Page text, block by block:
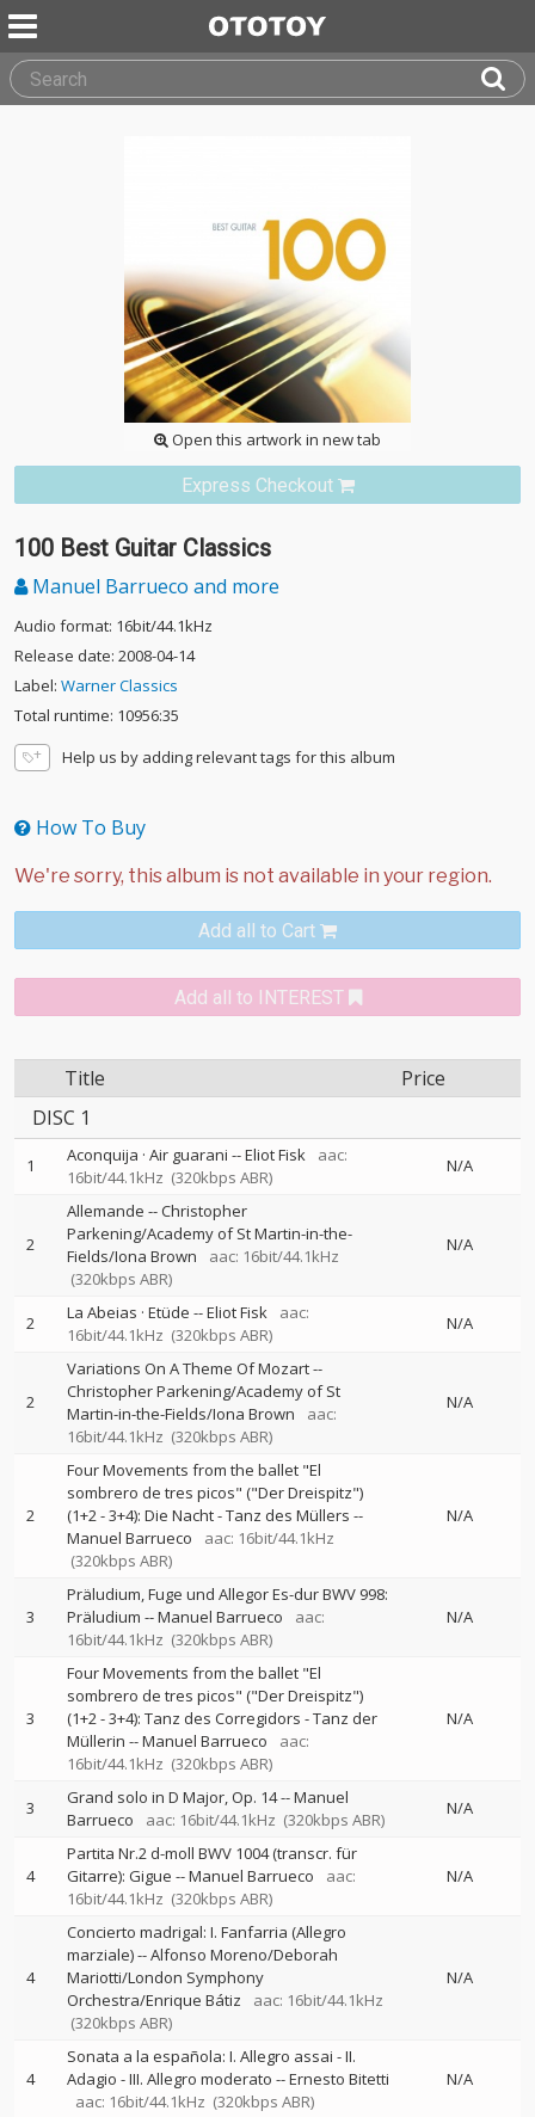
Open this artwork in new tab
Express Checkout
100 Best Guitar Classics
Manuel Barrueco and more
Audio format: 16bit/44.1kHz
Release date: 2008-04-14
Label: Warner Classics
Total runtime: 10956:35
Help us by adding relevant tags for this album
How To Buy
Add all to Cart
Add all to INTEREST
Title
Price
DISC 1
1 Aconquija · Air guarani --Eliot Fisk
aac:
16bit/44.1kHz (320kbps ABR)
N/A
2
Allemande --Christopher
Parkening/Academy of St Martin-in-the-
Fields/Iona Brown
aac: 16bit/44.1kHz
(320kbps ABR)
N/A
2 La Abeias · Etüde --Eliot Fisk
aac:
16bit/44.1kHz (320kbps ABR)
N/A
2
Variations On A Theme Of Mozart--
Christopher Parkening/Academy of St
Martin-in-the-Fields/Iona Brown
aac:
16bit/44.1kHz (320kbps ABR)
N/A
2
Four Movements from the ballet "El
sombrero de tres picos" ("Der Dreispitz")
(1+2 - 3+4): Die Nacht - Tanz des Müllers --
Manuel Barrueco
aac: 16bit/44.1kHz
(320kbps ABR)
N/A
3
Präludium, Fuge und Allegor Es-dur BWV 998:
Präludium --Manuel Barrueco
aac:
16bit/44.1kHz (320kbps ABR)
N/A
3
Four Movements from the ballet "El
sombrero de tres picos" ("Der Dreispitz")
(1+2 - 3+4): Tanz des Corregidors - Tanz der
Müllerin --Manuel Barrueco
aac:
16bit/44.1kHz (320kbps ABR)
N/A
3 Grand solo in D Major, Op. 14--Manuel
Barrueco
aac: 16bit/44.1kHz (320kbps ABR)
N/A
4
Partita Nr.2 d-moll BWV 1004 (transcr. für
Gitarre): Gigue --Manuel Barrueco
aac:
16bit/44.1kHz (320kbps ABR)
N/A
4
Concierto madrigal: I. Fanfarria (Allegro
marziale)--Alfonso Moreno/Deborah
Mariotti/London Symphony
Orchestra/Enrique Bátiz
aac: 16bit/44.1kHz
(320kbps ABR)
N/A
4
Sonata a la española: I. Allegro assai - II.
Adagio - III. Allegro moderato --Ernesto Bitetti
aac: 16bit/44.1kHz (320kbps ABR)
N/A